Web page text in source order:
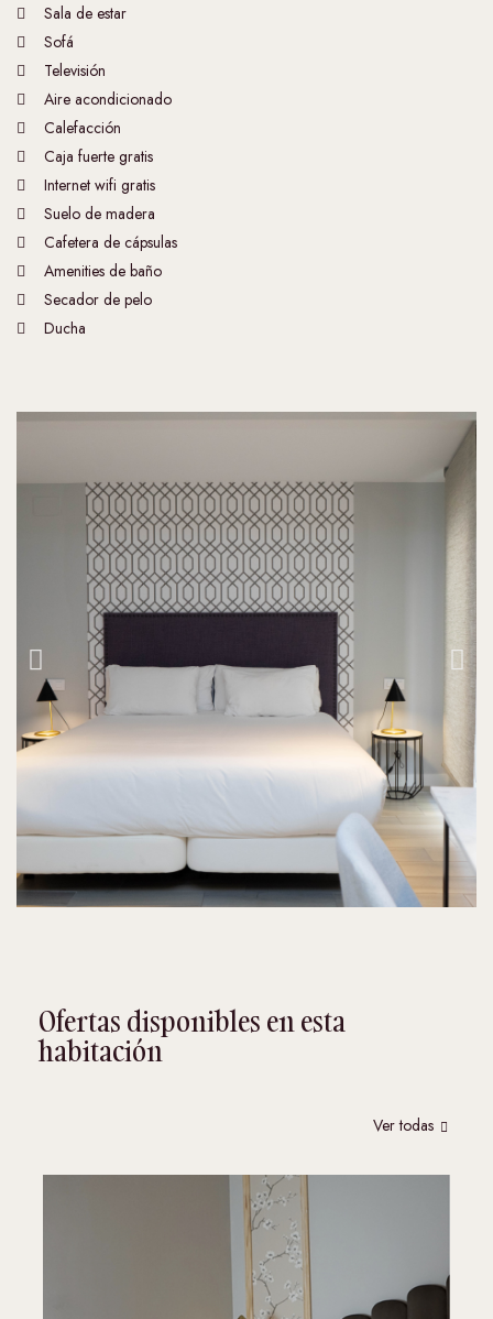
Sala de estar
Sofá
Televisión
Aire acondicionado
Calefacción
Caja fuerte gratis
Internet wifi gratis
Suelo de madera
Cafetera de cápsulas
Amenities de baño
Secador de pelo
Ducha
Ofertas disponibles en esta
habitación
Ver todas